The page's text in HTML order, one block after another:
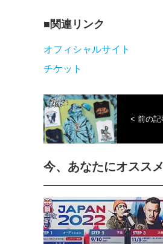
関連リンク
オフィシャルサイト
チケット
< 前の記
今、あなたにオススメ